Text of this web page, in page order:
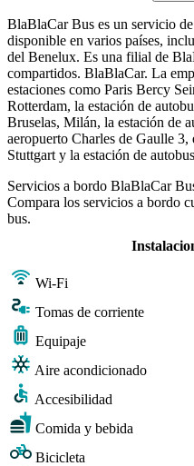
BlaBlaCar Bus es un servicio
disponible en varios países,
del Benelux. Es una filial de
compartidos. BlaBlaCar. La
estaciones como Paris Bercy
Rotterdam, la estación de
Bruselas, Milán, la estación de
aeropuerto Charles de Gaulle
Stuttgart y la estación de
Servicios a bordo BlaBlaCar
Compara los servicios a bordo
bus.
Wi-Fi
Tomas de corriente
Equipaje
Aire acondicionado
Accesibilidad
Comida y bebida
Bicicleta